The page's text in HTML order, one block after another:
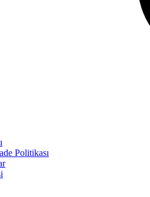
Politikası